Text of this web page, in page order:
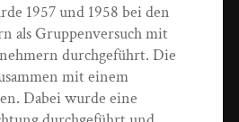
1957 und 1958 bei den
als Gruppenversuch mit
durchgeführt. Die
mit einem
Dabei wurde eine